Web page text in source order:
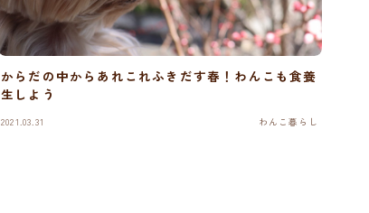
からだの中からあれこれふきだす春！わんこも食養
生しよう
2021.03.31 わんこ暮らし